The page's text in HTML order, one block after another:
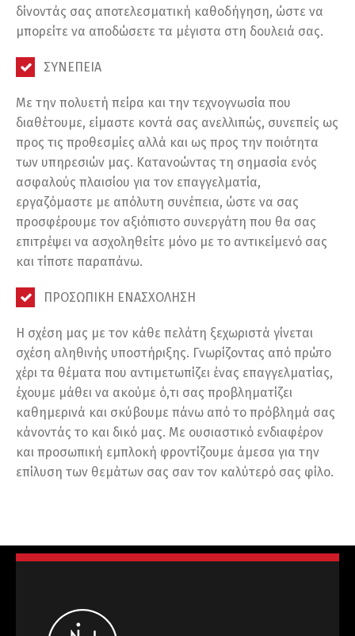
δίνοντάς σας αποτελεσματική καθοδήγηση, ώστε να
μπορείτε να αποδώσετε τα μέγιστα στη δουλειά σας.
ΣΥΝΕΠΕΙΑ
Με την πολυετή πείρα και την τεχνογνωσία που
διαθέτουμε, είμαστε κοντά σας ανελλιπώς, συνεπείς ως
προς τις προθεσμίες αλλά και ως προς την ποιότητα
των υπηρεσιών μας. Κατανοώντας τη σημασία ενός
ασφαλούς πλαισίου για τον επαγγελματία,
εργαζόμαστε με απόλυτη συνέπεια, ώστε να σας
προσφέρουμε τον αξιόπιστο συνεργάτη που θα σας
επιτρέψει να ασχοληθείτε μόνο με το αντικείμενό σας
και τίποτε παραπάνω.
ΠΡΟΣΩΠΙΚΗ ΕΝΑΣΧΟΛΗΣΗ
H σχέση μας με τον κάθε πελάτη ξεχωριστά γίνεται
σχέση αληθινής υποστήριξης. Γνωρίζοντας από πρώτο
χέρι τα θέματα που αντιμετωπίζει ένας επαγγελματίας,
έχουμε μάθει να ακούμε ό,τι σας προβληματίζει
καθημερινά και σκύβουμε πάνω από το πρόβλημά σας
κάνοντάς το και δικό μας. Με ουσιαστικό ενδιαφέρον
και προσωπική εμπλοκή φροντίζουμε άμεσα για την
επίλυση των θεμάτων σας σαν τον καλύτερό σας φίλο.